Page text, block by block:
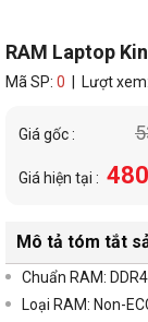
RAM Laptop
Mã SP: 0 | Lượt
Giá gốc :
Giá hiện tại :
Mô tả tóm tắt
Chuẩn RAM: DDR4
Loại RAM: Non-